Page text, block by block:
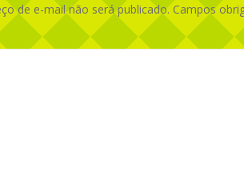
de e-mail não será publicado.Campos